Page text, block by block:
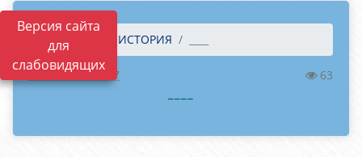
Версия сайта
для
слабовидящих
Главная ИСТОРИЯ
12.04.2024 12:27 63